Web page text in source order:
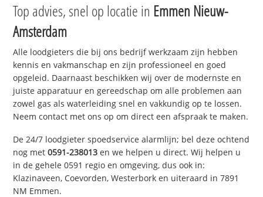
Top advies, snel op locatie in Emmen Nieuw-
Amsterdam
Alle loodgieters die bij ons bedrijf werkzaam zijn hebben
kennis en vakmanschap en zijn professioneel en goed
opgeleid. Daarnaast beschikken wij over de modernste en
juiste apparatuur en gereedschap om alle problemen aan
zowel gas als waterleiding snel en vakkundig op te lossen.
Neem contact met ons op om direct een afspraak te maken.
De 24/7 loodgieter spoedservice alarmlijn; bel deze ochtend
nog met0591-238013 en we helpen u direct. Wij helpen u
in de gehele 0591 regio en omgeving, dus ook in:
Klazinaveen, Coevorden, Westerbork en uiteraard in 7891
NM Emmen.